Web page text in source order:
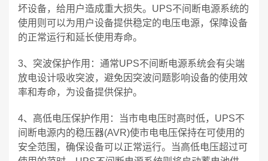
坏设备，给用户造成重大损失。UPS不间断电源系统的
使用则可以为用户设备提供稳定的电压电源，保障设备
的正常运行和延长使用寿命。
3、突波保护作用：通常UPS不间断电源系统会有尖端
放电设计吸收突波，避免因突波问题影响设备的使用效
率和寿命，为设备提供保护。
4、高低电压保护作用：当市电电压时高时低，UPS不
间断电源内的稳压器(AVR)使市电电压保持在可使用的
安全范围，确保设备可以正常运行。当高低电压超过可